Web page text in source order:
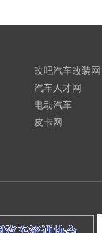
改吧汽车改装网
汽车人才网
电动汽车
皮卡网